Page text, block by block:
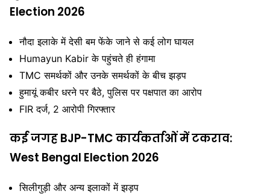
Election 2026
नौदा इलाके में देसी बम फेंके जाने से कई लोग घायल
Humayun Kabir के पहुंचते ही हंगामा
TMC समर्थकों और उनके समर्थकों के बीच झड़प
हुमायूं कबीर धरने पर बैठे, पुलिस पर पक्षपात का आरोप
FIR दर्ज, 2 आरोपी गिरफ्तार
कई जगह BJP-TMC कार्यकर्ताओं में टकराव:
West Bengal Election 2026
सिलीगुड़ी और अन्य इलाकों में झड़प